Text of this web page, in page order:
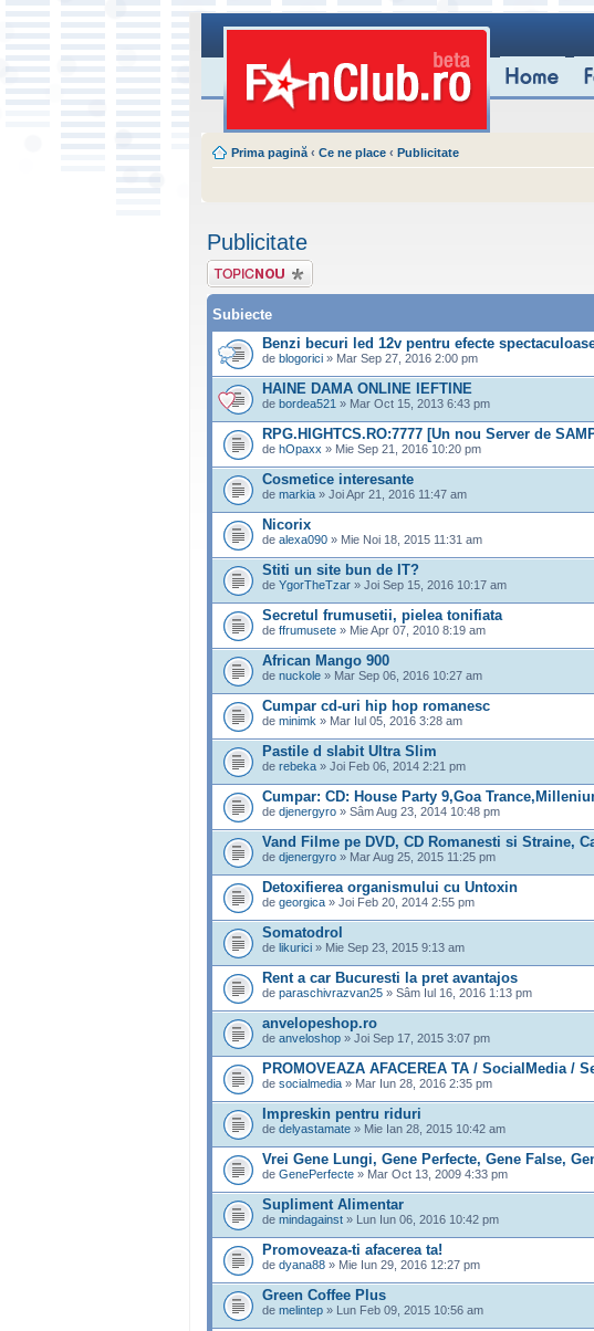
Prima pagină ‹ Ce ne place ‹ Publicitate
Publicitate
Scrie un subiect
nou
Subiecte
Benzi becuri led 12v pentru efecte
de blogorici » Mar Sep 27, 2016 2:00 pm
HAINE DAMA ONLINE IEFTINE
de bordea521 » Mar Oct 15, 2013 6:43 pm
RPG.HIGHTCS.RO:7777 [Un nou Server de
de hOpaxx » Mie Sep 21, 2016 10:20 pm
Cosmetice interesante
de markia » Joi Apr 21, 2016 11:47 am
Nicorix
de alexa090 » Mie Noi 18, 2015 11:31 am
Stiti un site bun de IT?
de YgorTheTzar » Joi Sep 15, 2016 10:17 am
Secretul frumusetii, pielea tonifiata
de ffrumusete » Mie Apr 07, 2010 8:19 am
African Mango 900
de nuckole » Mar Sep 06, 2016 10:27 am
Cumpar cd-uri hip hop romanesc
de minimk » Mar Iul 05, 2016 3:28 am
Pastile d slabit Ultra Slim
de rebeka » Joi Feb 06, 2014 2:21 pm
Cumpar: CD: House Party 9,Goa
de djenergyro » Sâm Aug 23, 2014 10:48 pm
Vand Filme pe DVD, CD Romanesti si Straine,
de djenergyro » Mar Aug 25, 2015 11:25 pm
Detoxifierea organismului cu Untoxin
de georgica » Joi Feb 20, 2014 2:55 pm
Somatodrol
de likurici » Mie Sep 23, 2015 9:13 am
Rent a car Bucuresti la pret avantajos
de paraschivrazvan25 » Sâm Iul 16, 2016 1:13 pm
anvelopeshop.ro
de anveloshop » Joi Sep 17, 2015 3:07 pm
PROMOVEAZA AFACEREA TA / SocialMedia /
de socialmedia » Mar Iun 28, 2016 2:35 pm
Impreskin pentru riduri
de delyastamate » Mie Ian 28, 2015 10:42 am
Vrei Gene Lungi, Gene Perfecte, Gene False,
de GenePerfecte » Mar Oct 13, 2009 4:33 pm
Supliment Alimentar
de mindagainst » Lun Iun 06, 2016 10:42 pm
Promoveaza-ti afacerea ta!
de dyana88 » Mie Iun 29, 2016 12:27 pm
Green Coffee Plus
de melintep » Lun Feb 09, 2015 10:56 am